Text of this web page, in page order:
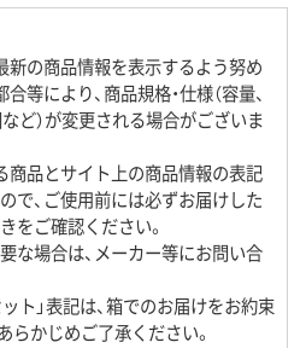
新の商品情報を表示するよう努め
等により、商品規格・仕様（容量、
ど）が変更される場合がございま
商品とサイト上の商品情報の表記
で、ご使用前には必ずお届けした
をご確認ください。
な場合は、メーカー等にお問い合
ト」表記は、箱でのお届けをお約束
らかじめご了承ください。